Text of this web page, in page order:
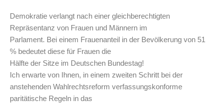
Demokratie verlangt nach einer gleichberechtigten
Repräsentanz von Frauen und Männern im
Parlament. Bei einem Frauenanteil in der Bevölkerung von 51
% bedeutet diese für Frauen die
Hälfte der Sitze im Deutschen Bundestag!
Ich erwarte von Ihnen, in einem zweiten Schritt bei der
anstehenden Wahlrechtsreform verfassungskonforme
paritätische Regeln in das